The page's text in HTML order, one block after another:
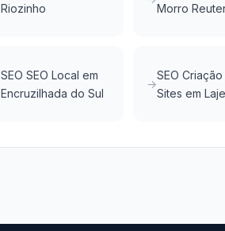
Riozinho
Morro
SEO SEO Local em
Encruzilhada do Sul
SEO
Sites em